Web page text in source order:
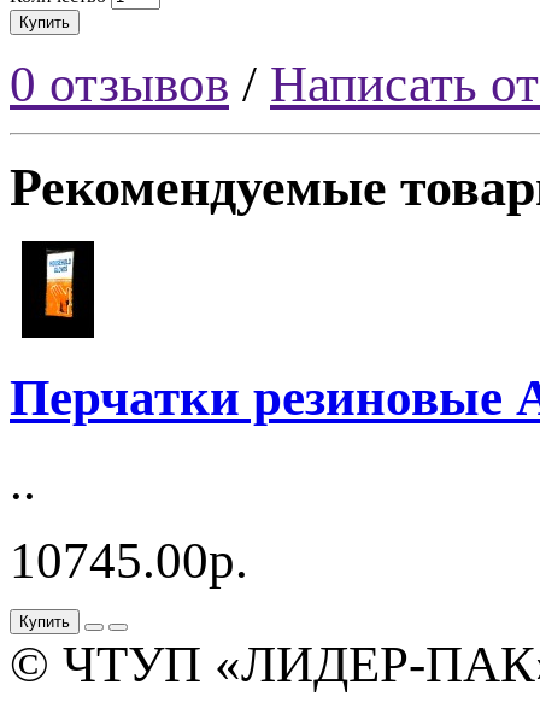
Купить
0 отзывов / Написать
Рекомендуемые
Перчатки
..
10745.00р.
Купить
© ЧТУП «ЛИДЕР-